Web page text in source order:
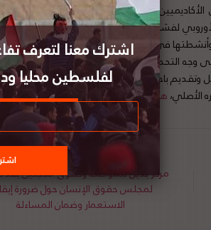
والباحثين في البلدان المشاركة في
الأوروبي لفشله المستمر في ضمان عدم استخدام
في المستوطنات غير القانونية في
التحديد على حالة جامعة أرييل في الضفة
باحثين مشاركين رغم وقوعها في
الأصلي،هنا
مركز بديل للمواطنة وحقوق اللاجئين
لمجلس حقوق الإنسان حول ضرورة
الاستعمار وضمان المساءلة
اشترك معنا لتعرف
لفلسطين محليا